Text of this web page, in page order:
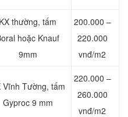
KX thường, tấm
hoặc Knauf
9mm
200.000 –
220.000
vnđ/m2
Vĩnh Tường, tấm
Gyproc 9 mm
220.000 –
260.000
vnđ/m2